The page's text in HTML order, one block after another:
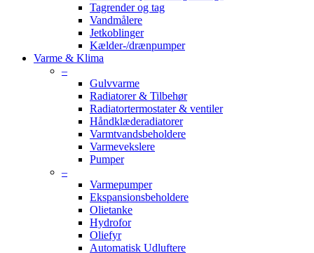
Tagrender og tag
Vandmålere
Jetkoblinger
Kælder-/drænpumper
Varme & Klima
–
Gulvvarme
Radiatorer & Tilbehør
Radiatortermostater & ventiler
Håndklæderadiatorer
Varmtvandsbeholdere
Varmevekslere
Pumper
–
Varmepumper
Ekspansionsbeholdere
Olietanke
Hydrofor
Oliefyr
Automatisk Udluftere